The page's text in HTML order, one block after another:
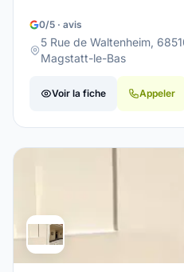
0/5 · avis
5 Rue de Waltenheim,
Magstatt-le-Bas
Voir la fiche Appeler